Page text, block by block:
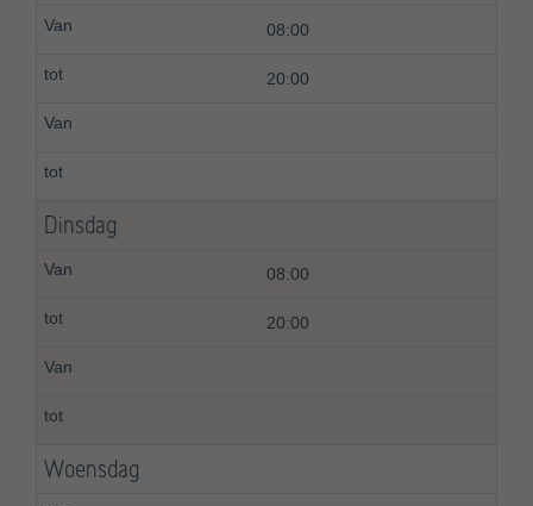
08:00
20:00
Dinsdag
08:00
20:00
Woensdag